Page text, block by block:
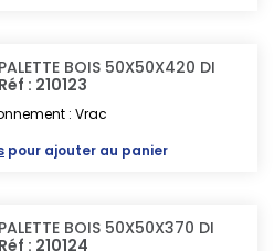
PALETTE BOIS 50X50X420 DI
Réf : 210123
: Vrac
pour ajouter au panier
PALETTE BOIS 50X50X370 DI
Réf : 210124